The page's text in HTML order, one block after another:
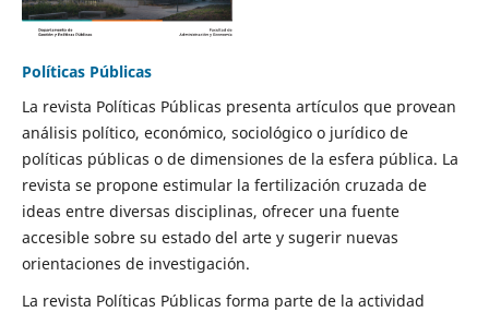
Políticas Públicas
La revista Políticas Públicas presenta artículos que provean
análisis político, económico, sociológico o jurídico de
políticas públicas o de dimensiones de la esfera pública. La
revista se propone estimular la fertilización cruzada de
ideas entre diversas disciplinas, ofrecer una fuente
accesible sobre su estado del arte y sugerir nuevas
orientaciones de investigación.
La revista Políticas Públicas forma parte de la actividad